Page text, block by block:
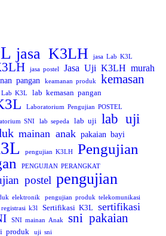
jasa K3LH jasa Lab K3L
jasa postel Jasa Uji K3LH murah
pangan keamanan produk
kemasan
Lab K3L lab kemasan pangan
Laboratorium Pengujian POSTEL
SNI lab sepeda lab uji
lab uji
mainan anak pakaian bayi
pengujian K3LH
Pengujian
PENGUJIAN PERANGKAT
postel pengujian
elektronik
pengujian produk telekomunikasi
registrasi k3l Sertifikasi K3L
sertifikasi
SNI mainan Anak
sni pakaian
produk uji sni